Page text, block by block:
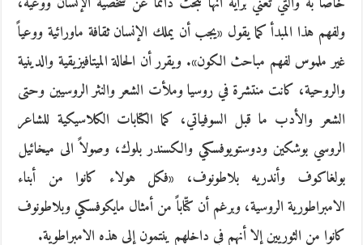
ولفهم هذا المبدأ كما يقول «يجب أن يملك الإنسان ثقافة ماورائية ووعياً
غير ملموس لفهم مباحث الكون». ويقرر أن الحالة الميتافيزيقية والدينية
والروحية، كانت منتشرة في روسيا وملأت الشعر والنثر الروسيين وحتى
الشعر والأدب ما قبل السوفياتي، كما الكتابات الكلاسيكية للشاعر
الروسي بوشكين ودوستويوفسكي والكسندر بلوك، وصولاً الى ميخائيل
بولغاكوف وأندريه بلاطونوف، «فكل هولاء كانوا من أبناء
الامبراطورية الروسية، وبرغم أن كتّاباً من أمثال مايكوفسكي وبلاطونوف
كانوا من الثوريين إلا أنهم في داخلهم ينتمون إلى هذه الامبراطوية.